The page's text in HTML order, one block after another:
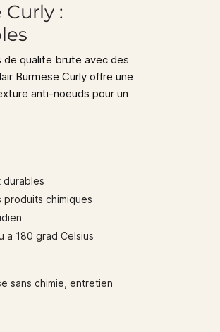
:
de qualite brute avec des
Burmese Curly offre une
anti-noeuds pour un
durables
produits chimiques
a 180 grad Celsius
sans chimie, entretien